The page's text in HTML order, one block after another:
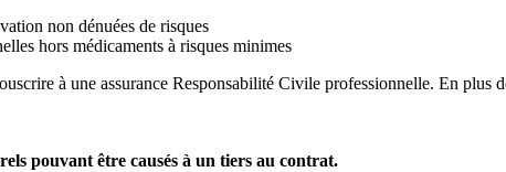
non dénuées de risques
hors médicaments à risques minimes
à une assurance Responsabilité Civile professionnelle. En
pouvant être causés à un tiers au contrat.